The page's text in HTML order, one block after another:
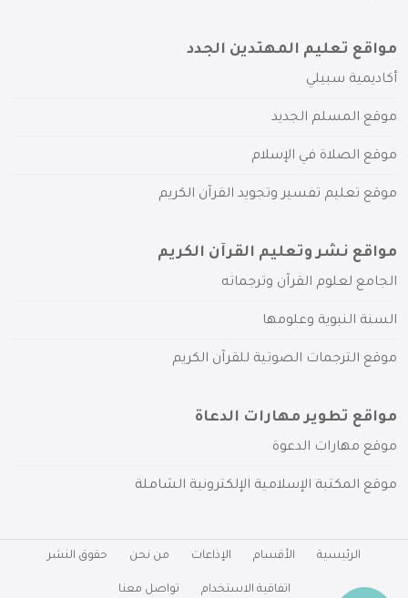
مواقع تعليم المهتدين الجدد
أكاديمية سبيلي
موقع المسلم الجديد
موقع الصلاة في الإسلام
موقع تعليم تفسير وتجويد القرآن الكريم
مواقع نشر وتعليم القرآن الكريم
الجامع لعلوم القرآن وترجماته
السنة النبوية وعلومها
موقع الترجمات الصوتية للقرآن الكريم
مواقع تطوير مهارات الدعاة
موقع مهارات الدعوة
موقع المكتبة الإسلامية الإلكترونية الشاملة
الرئيسية الأقسام الإذاعات من نحن حقوق النشر
اتفاقية الاستخدام تواصل معنا